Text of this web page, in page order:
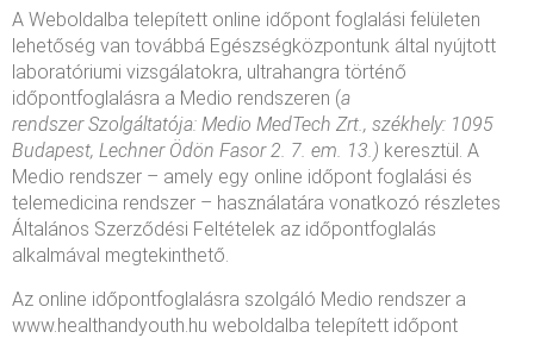
A Weboldalba telepített online időpont foglalási felületen
lehetőség van továbbá Egészségközpontunk által nyújtott
laboratóriumi vizsgálatokra, ultrahangra történő
időpontfoglalásra a Medio rendszeren (a
rendszer Szolgáltatója: Medio MedTech Zrt., székhely: 1095
Budapest, Lechner Ödön Fasor 2. 7. em. 13.) keresztül. A
Medio rendszer – amely egy online időpont foglalási és
telemedicina rendszer – használatára vonatkozó részletes
Általános Szerződési Feltételek az időpontfoglalás
alkalmával megtekinthető.
Az online időpontfoglalásra szolgáló Medio rendszer a
www.healthandyouth.hu weboldalba telepített időpont